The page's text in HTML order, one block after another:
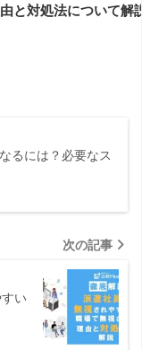
と対処法について解
るには？必要なス
次の記事
い